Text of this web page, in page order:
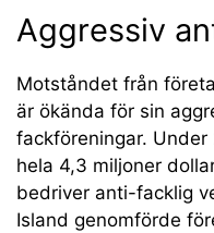
Aggressiv
Motståndet från
är ökända för sin
fackföreningar.
hela 4,3 miljoner
bedriver anti-facklig
Island genomförde